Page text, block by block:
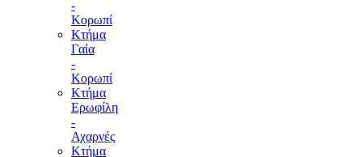
-
Κορωπί
Κτήμα
Γαία
-
Κορωπί
Κτήμα
Ερωφίλη
-
Αχαρνές
Κτήμα